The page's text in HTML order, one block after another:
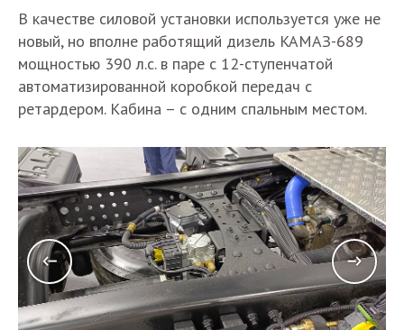
В качестве силовой установки используется уже не
новый, но вполне работящий дизель KAMAЗ-689
мощностью 390 л.с. в паре с 12-ступенчатой
автоматизированной коробкой передач с
ретардером. Кабина – с одним спальным местом.